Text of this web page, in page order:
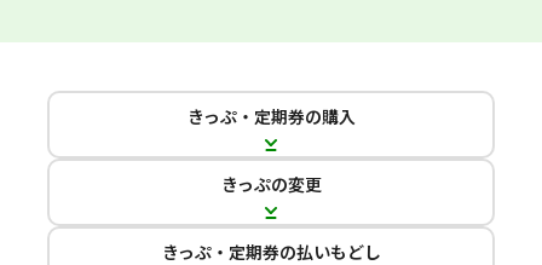
きっぷ・定期券の購入
きっぷの変更
きっぷ・定期券の払いもどし